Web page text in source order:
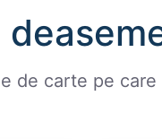
de carte pe